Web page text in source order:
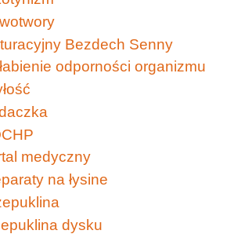
Bezdech Senny
odporności organizmu
medyczny
na łysine
dysku